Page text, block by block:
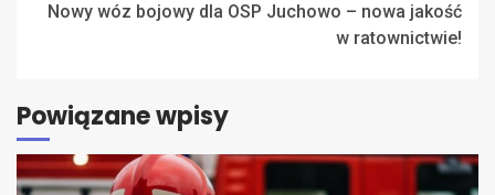
Nowy wóz bojowy dla OSP Juchowo – nowa jakość
w ratownictwie!
Powiązane wpisy